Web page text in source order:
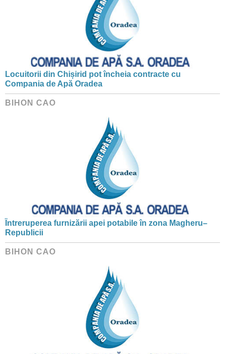
Locuitorii din Chișirid pot încheia contracte cu
Compania de Apă Oradea
BIHON CAO
Întreruperea furnizării apei potabile în zona Magheru–
Republicii
BIHON CAO